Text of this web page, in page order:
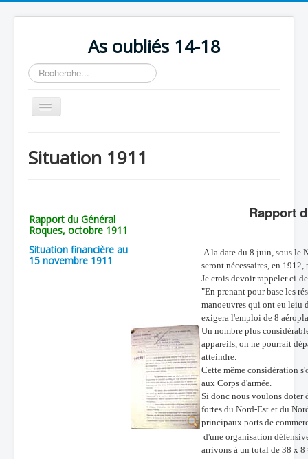
As oubliés 14-18
Rechercher
Basculer
la
Chronologie
Avions
Personnels
Situation 1911
Rapport du Général
Roques, octobre 1911
Situation financière au
15 novembre 1911
Rapport
A la date du 8 juin, sous le
seront nécessaires, en
Je crois devoir rappeler ci-
"En prenant pour base les
manoeuvres qui ont eu leiu
exigera l'emploi de 8
Un nombre plus
appareils, on ne pourrait
atteindre.
Cette même considération
aux Corps d'armée.
Si donc nous voulons doter
fortes du Nord-Est et du
principaux ports de
d'une organisation
arrivons à un total de 38 x 8